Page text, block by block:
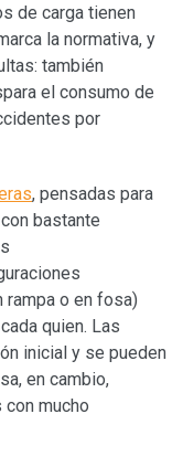
de carga tienen
la normativa, y
también
el consumo de
por
, pensadas para
bastante
rampa o en fosa)
quien. Las
inicial y se pueden
en cambio,
mucho